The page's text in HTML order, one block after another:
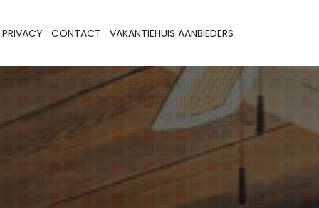
PRIVACY CONTACT VAKANTIEHUIS AANBIEDERS